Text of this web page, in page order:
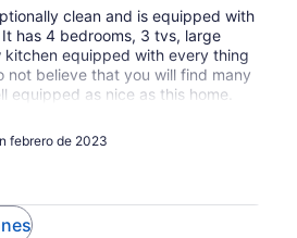
clean and is equipped with
has 4 bedrooms, 3 tvs, large
equipped with every thing
not believe that you will find many
equipped as nice as this home.
stay at cutthroat harbor
febrero de 2023